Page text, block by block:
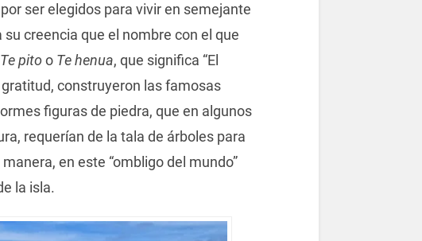
ser elegidos para vivir en semejante
creencia que el nombre con el que
Te pitoo Te henua, que significa “El
construyeron las famosas
figuras de piedra, que en algunos
requerían de la tala de árboles para
en este “ombligo del mundo”
la isla.